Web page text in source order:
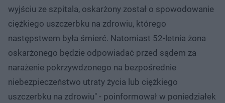
wyjściu ze szpitala, oskarżony został o spowodowanie
ciężkiego uszczerbku na zdrowiu, którego
następstwem była śmierć. Natomiast 52-letnia żona
oskarżonego będzie odpowiadać przed sądem za
narażenie pokrzywdzonego na bezpośrednie
niebezpieczeństwo utraty życia lub ciężkiego
uszczerbku na zdrowiu" - poinformował w poniedziałek